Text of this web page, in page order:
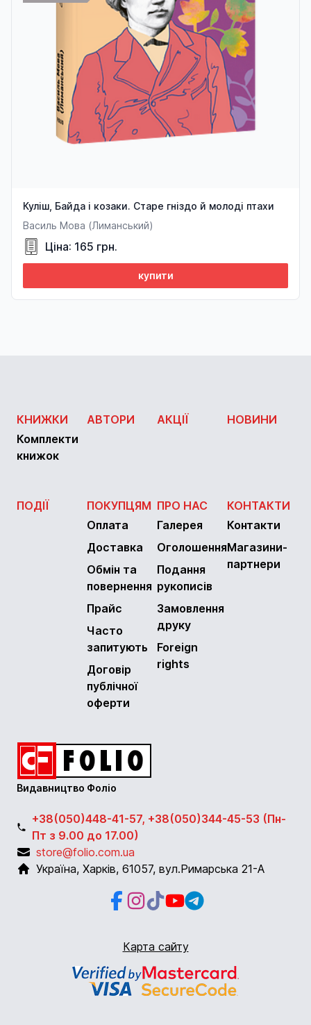
Куліш, Байда і козаки. Старе гніздо й молоді птахи
Василь Мова (Лиманський)
Ціна: 165 грн.
купити
КНИЖКИ
Комплекти
книжок
АВТОРИ АКЦІЇ НОВИНИ
ПОДІЇ
ПОКУПЦЯМ
Оплата
Доставка
Обмін та
повернення
Прайс
Часто
запитують
Договір
публічної
оферти
ПРО НАС
Галерея
Оголошення
Подання
рукописів
Замовлення
друку
Foreign
rights
КОНТАКТИ
Контакти
Магазини-
партнери
Видавництво Фоліо
+38(050)448-41-57, +38(050)344-45-53 (Пн-
Пт з 9.00 до 17.00)
store@folio.com.ua
Україна, Харків, 61057, вул.Римарська 21-А
Facebook
Instagram
Instagram
YoutubeTelegram
Карта сайту